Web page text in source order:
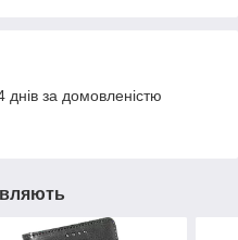
за домовленістю